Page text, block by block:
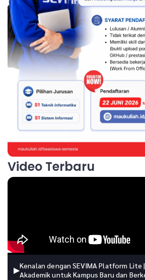
Video Terbaru
▶Kenalan dengan SEVIMA Platform Lite
Akademik untuk Kampus Baru dan